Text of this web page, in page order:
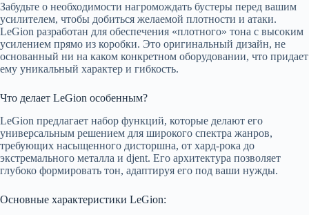
Забудьте о необходимости нагромождать бустеры перед вашим
усилителем, чтобы добиться желаемой плотности и атаки.
LeGion разработан для обеспечения «плотного» тона с высоким
усилением прямо из коробки. Это оригинальный дизайн, не
основанный ни на каком конкретном оборудовании, что придает
ему уникальный характер и гибкость.
Что делает LeGion особенным?
LeGion предлагает набор функций, которые делают его
универсальным решением для широкого спектра жанров,
требующих насыщенного дисторшна, от хард-рока до
экстремального металла и djent. Его архитектура позволяет
глубоко формировать тон, адаптируя его под ваши нужды.
Основные характеристики LeGion: